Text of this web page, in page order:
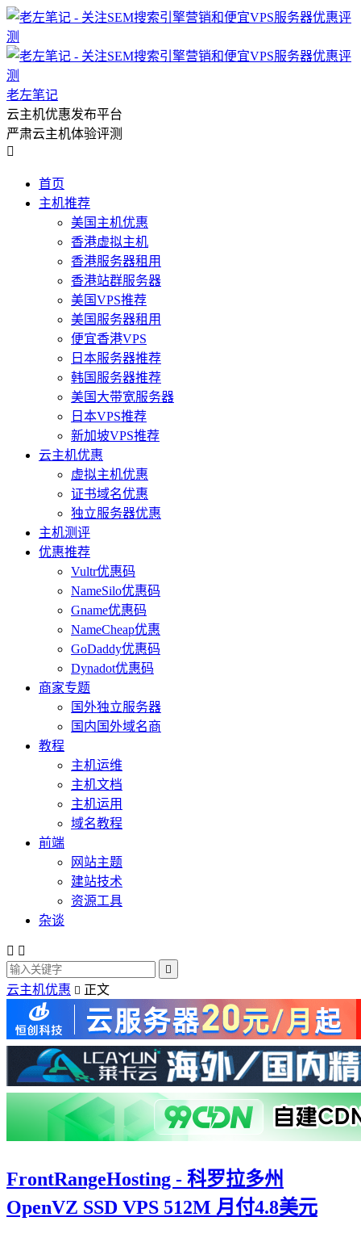
老左笔记
云主机优惠发布平台
严肃云主机体验评测

首页
主机推荐
美国主机优惠
香港虚拟主机
香港服务器租用
香港站群服务器
美国VPS推荐
美国服务器租用
便宜香港VPS
日本服务器推荐
韩国服务器推荐
美国大带宽服务器
日本VPS推荐
新加坡VPS推荐
云主机优惠
虚拟主机优惠
证书域名优惠
独立服务器优惠
主机测评
优惠推荐
Vultr优惠码
NameSilo优惠码
Gname优惠码
NameCheap优惠
GoDaddy优惠码
Dynadot优惠码
商家专题
国外独立服务器
国内国外域名商
教程
主机运维
主机文档
主机运用
域名教程
前端
网站主题
建站技术
资源工具
杂谈
 

云主机优惠  正文
FrontRangeHosting - 科罗拉多州
OpenVZ SSD VPS 512M 月付4.8美元